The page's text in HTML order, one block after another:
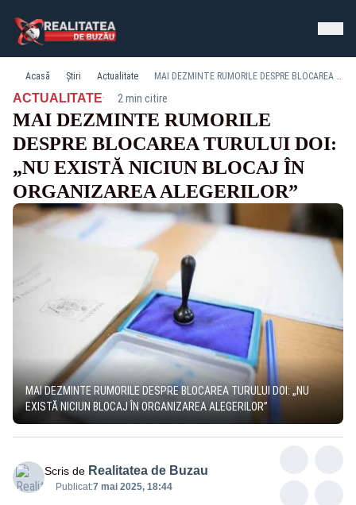
Acasă Știri Actualitate MAI DEZMINTE RUMORILE DESPRE BLOCAREA TURULUI DOI: „NU EXISTĂ NICIUN BLOCAJ ÎN ORGANIZAREA ALEGERILOR”
ACTUALITATE· 2 min citire
MAI DEZMINTE RUMORILE
DESPRE BLOCAREA TURULUI DOI:
„NU EXISTĂ NICIUN BLOCAJ ÎN
ORGANIZAREA ALEGERILOR”
MAI DEZMINTE RUMORILE DESPRE BLOCAREA TURULUI DOI: „NU
EXISTĂ NICIUN BLOCAJ ÎN ORGANIZAREA ALEGERILOR”
Scris de Realitatea de Buzau
Publicat:7 mai 2025, 18:44